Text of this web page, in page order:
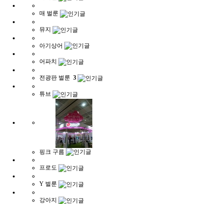
매 벌룬
뮤지
아기상어
어파치
전광판 벌룬 3
튜브
핑크 구름
프로도
Y 벌룬
강아지